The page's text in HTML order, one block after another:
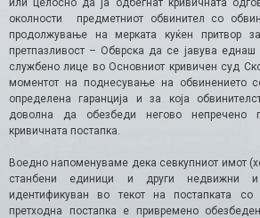
или целосно да ја одбегнат кривичната
околности предметниот обвинител со
продолжување на мерката куќен притвор
претпазливост – Обврска да се јавува еднаш
службено лице во Основниот кривичен суд
моментот на поднесување на обвинението
определена гаранција и за која
доволна да обезбеди негово непречено
кривичната постапка.
Воедно напоменуваме дека севкупниот имот
станбени единици и други недвижни
идентификуван во текот на постапката
претходна постапка е привремено